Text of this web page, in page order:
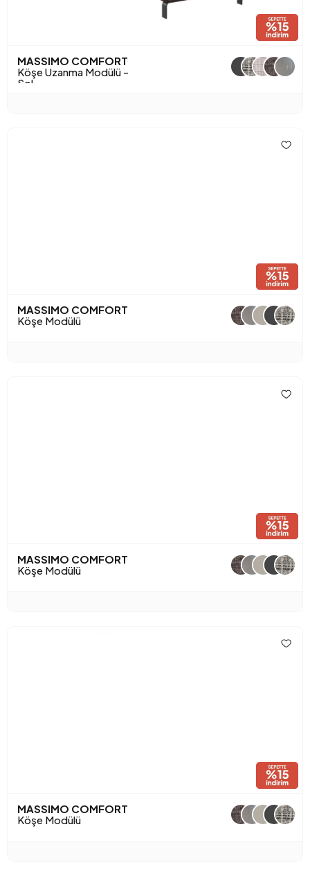
MASSIMO COMFORT
Köşe Uzanma Modülü -
Sol
+1
MASSIMO COMFORT
Köşe Modülü
+1
MASSIMO COMFORT
Köşe Modülü
+1
MASSIMO COMFORT
Köşe Modülü
+1